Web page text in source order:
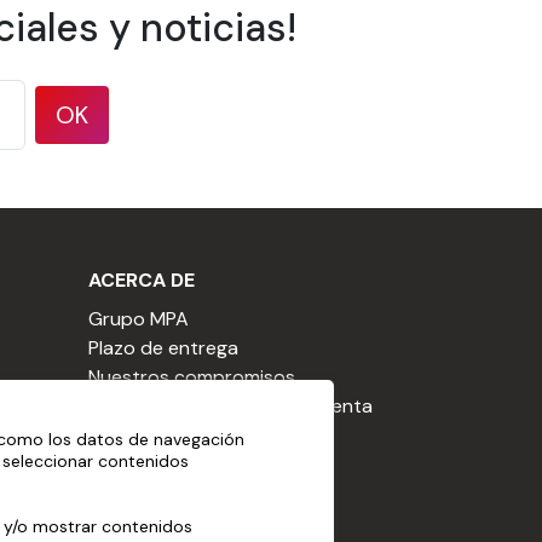
%.
debe ser líquido, no abrasivo, libre de
y noticias!
OK
ACERCA DE
Grupo MPA
Plazo de entrega
Nuestros compromisos
Condiciones generales de venta
CGU de la cesta
Declaración sobre cookies
los datos de navegación
contenidos
o mostrar contenidos